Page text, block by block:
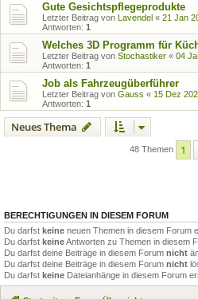
Gute Gesichtspflegeprodukte
Letzter Beitrag von Lavendel « 21 Jan
Antworten: 1
Welches 3D Programm für
Letzter Beitrag von Stochastiker « 04
Antworten: 1
Job als Fahrzeugüberführer
Letzter Beitrag von Gauss « 15 Dez
Antworten: 1
Neues Thema
48 Themen 1
BERECHTIGUNGEN IN DIESEM FORUM
Du darfst keine neuen Themen in diesem Forum
Du darfst keineAntworten zu Themen in diesem
Du darfst deine Beiträge in diesem Forum nicht
Du darfst deine Beiträge in diesem Forum nicht
Du darfst keine Dateianhänge in diesem Forum